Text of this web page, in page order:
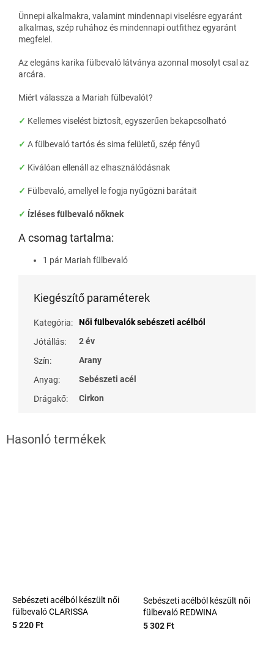
Ünnepi alkalmakra, valamint mindennapi viselésre egyaránt
alkalmas, szép ruhához és mindennapi outfithez egyaránt
megfelel.
Az elegáns karika fülbevaló látványa azonnal mosolyt csal az
arcára.
Miért válassza a Mariah fülbevalót?
✓ Kellemes viselést biztosít, egyszerűen bekapcsolható
✓ A fülbevaló tartós és sima felületű, szép fényű
✓ Kiválóan ellenáll az elhasználódásnak
✓ Fülbevaló, amellyel le fogja nyűgözni barátait
✓ Ízléses fülbevaló nőknek
A csomag tartalma:
1 pár Mariah fülbevaló
Kiegészítő paraméterek
Kategória:
Női fülbevalók sebészeti acélból
Jótállás:
2 év
Szín:
Arany
Anyag:
Sebészeti acél
Drágakő: Cirkon
Sebészeti acélból készült női
fülbevaló CLARISSA
5 220 Ft
Sebészeti acélból készült női
fülbevaló REDWINA
5 302 Ft